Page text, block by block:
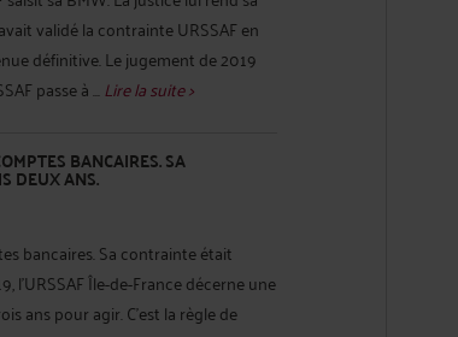
validé la contrainte URSSAF en
définitive. Le jugement de 2019
passe à ...Lire la suite >
BANCAIRES. SA
DEUX ANS.
bancaires. Sa contrainte était
l'URSSAF Île-de-France décerne une
ans pour agir. C'est la règle de